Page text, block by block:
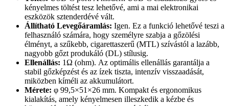
kényelmes töltést tesz lehetővé, ami a mai elektronikai
eszközök sztenderdévé vált.
Állítható Levegőáramlás: Igen. Ez a funkció lehetővé teszi a
felhasználó számára, hogy személyre szabja a gőzölési
élményt, a szűkebb, cigarettaszerű (MTL) szívástól a lazább,
nagyobb gőzt produkáló (DL) stílusig.
Ellenállás: 1Ω (ohm). Az optimális ellenállás garantálja a
stabil gőzképzést és az ízek tiszta, intenzív visszaadását,
miközben kíméli az akkumulátort.
Mérete: φ 99,5×51×26 mm. Kompakt és ergonomikus
kialakítás, amely kényelmesen illeszkedik a kézbe és